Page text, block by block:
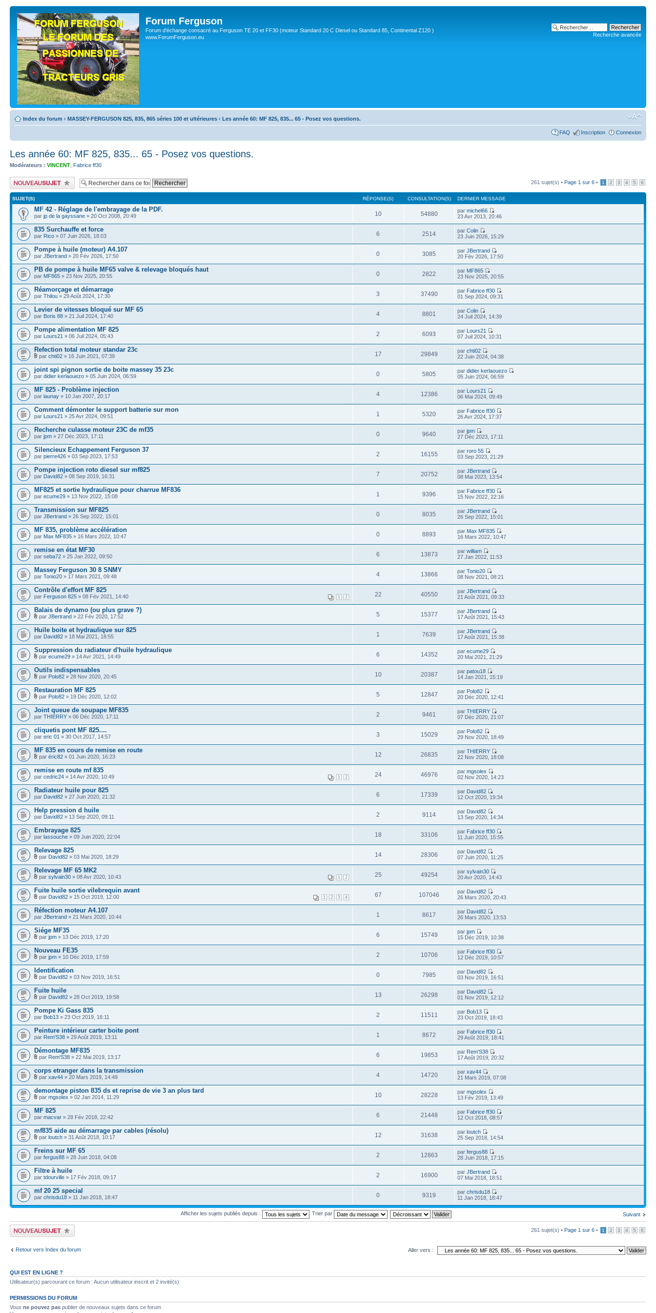
Forum Ferguson
Forum d'échange consacré au Ferguson TE 20 et FF30 (moteur Standard 20 C Diesel ou Standard 85, Continental Z120 )
www.ForumFerguson.eu
Recherche avancée
Index du forum ‹ MASSEY-FERGUSON 825, 835, 865 séries 100 et ultérieures ‹ Les année 60: MF 825, 835... 65 - Posez vos questions.
FAQ Inscription Connexion
Les année 60: MF 825, 835... 65 - Posez vos questions.
Modérateurs : VINCENT Fabrice ff30
Publier un nouveau sujet 261 sujet(s) • Page 1 sur 6 • 1 2 3 4 5 6
SUJET(S) RÉPONSE(S) CONSULTATION(S) DERNIER MESSAGE
MF 42 - Réglage de l'embrayage de la PDF.
par jp de la gayssane » 20 Oct 2008, 20:49 10 54880 parmichel66
23 Avr 2013, 20:46
835 Surchauffe et force
par Rico » 07 Juin 2026, 18:03 6 2514 parColin
23 Juin 2026, 15:29
Pompe à huile (moteur) A4.107
par JBertrand » 20 Fév 2026, 17:50 0 3085 parJBertrand
20 Fév 2026, 17:50
PB de pompe à huile MF65 valve & relevage bloqués haut
par MF865 » 23 Nov 2025, 20:55 0 2822 par MF865
23 Nov 2025, 20:55
Réamorçage et démarrage
par Thilou » 29 Août 2024, 17:30 3 37490 par Fabrice ff30
01 Sep 2024, 09:31
Levier de vitesses bloqué sur MF 65
par Boris 88 » 21 Juil 2024, 17:40 4 8801 parColin
24 Juil 2024, 14:39
Pompe alimentation MF 825
par Lours21 » 06 Juil 2024, 05:43 2 6093 par Lours21
07 Juil 2024, 10:31
Refection total moteur standar 23c
par chti02 » 16 Juin 2021, 07:39 17 29849 parchti02
22 Juin 2024, 04:38
joint spi pignon sortie de boite massey 35 23c
par didier kerlaouezo » 05 Juin 2024, 06:59 0 5805 pardidier kerlaouezo
05 Juin 2024, 06:59
MF 825 - Problème injection
par launay » 10 Jan 2007, 20:17 4 12386 par Lours21
06 Mai 2024, 09:49
Comment démonter le support batterie sur mon
par Lours21 » 25 Avr 2024, 09:51 1 5320 par Fabrice ff30
26 Avr 2024, 17:37
Recherche culasse moteur 23C de mf35
par jpm » 27 Déc 2023, 17:11 0 9640 parjpm
27 Déc 2023, 17:11
Silencieux Echappement Ferguson 37
par pierre426 » 03 Sep 2023, 17:53 2 16155 parroro 55
03 Sep 2023, 21:29
Pompe injection roto diesel sur mf825
par David82 » 08 Sep 2019, 16:31 7 20752 parJBertrand
08 Mai 2023, 13:54
MF825 et sortie hydraulique pour charrue MF836
par ecume29 » 13 Nov 2022, 15:08 1 9396 par Fabrice ff30
15 Nov 2022, 22:16
Transmission sur MF825
par JBertrand » 26 Sep 2022, 15:01 0 8035 parJBertrand
26 Sep 2022, 15:01
MF 835, problème accélération
par Max MF835 » 16 Mars 2022, 10:47 0 8893 par Max MF835
16 Mars 2022, 10:47
remise en état MF30
par seba72 » 25 Jan 2022, 09:50 6 13873 parwilliam
27 Jan 2022, 11:53
Massey Ferguson 30 8 SNMY
par Tonio20 » 17 Mars 2021, 09:48 4 13866 parTonio20
08 Nov 2021, 08:21
Contrôle d'effort MF 825
1 2
par Ferguson 825 » 08 Fév 2021, 14:40 22 40550 parJBertrand
21 Août 2021, 09:33
Balais de dynamo (ou plus grave ?)
par JBertrand » 22 Fév 2020, 17:52 5 15377 parJBertrand
17 Août 2021, 15:43
Huile boite et hydraulique sur 825
par David82 » 18 Mai 2021, 18:55 1 7639 parJBertrand
17 Août 2021, 15:38
Suppression du radiateur d'huile hydraulique
par ecume29 » 14 Avr 2021, 14:49 6 14352 parecume29
20 Mai 2021, 21:29
Outils indispensables
par Polo82 » 28 Nov 2020, 20:45 10 20387 parpatou18
14 Jan 2021, 15:19
Restauration MF 825
par Polo82 » 19 Déc 2020, 12:02 5 12847 par Polo82
20 Déc 2020, 12:41
Joint queue de soupape MF835
par THIERRY » 06 Déc 2020, 17:11 2 9461 parTHIERRY
07 Déc 2020, 21:07
cliquetis pont MF 825....
par eric 01 » 30 Oct 2017, 14:57 3 15029 par Polo82
29 Nov 2020, 18:49
MF 835 en cours de remise en route
par éric82 » 01 Juin 2020, 16:23 12 26835 parTHIERRY
22 Nov 2020, 18:08
remise en route mf 835
1 2
par cedric24 » 14 Avr 2020, 10:49 24 46976 parmgsolex
02 Nov 2020, 14:23
Radiateur huile pour 825
par David82 » 27 Juin 2020, 21:32 6 17339 par David82
12 Oct 2020, 19:34
Help pression d huile
par David82 » 13 Sep 2020, 09:11 2 9114 par David82
13 Sep 2020, 14:34
Embrayage 825
par lassouche » 09 Juin 2020, 22:04 18 33106 par Fabrice ff30
11 Juin 2020, 15:55
Relevage 825
par David82 » 03 Mai 2020, 18:29 14 28306 par David82
07 Juin 2020, 11:25
Relevage MF 65 MK2
1 2
par sylvain30 » 08 Avr 2020, 10:43 25 49254 parsylvain30
20 Avr 2020, 14:43
Fuite huile sortie vilebrequin avant
1 2 3 4
par David82 » 15 Oct 2019, 12:00 67 107046 par David82
26 Mars 2020, 20:43
Réfection moteur A4.107
par JBertrand » 21 Mars 2020, 10:44 1 8617 par David82
26 Mars 2020, 13:53
Siége MF35
par jpm » 13 Déc 2019, 17:20 6 15749 parjpm
15 Déc 2019, 10:38
Nouveau FE35
par jpm » 10 Déc 2019, 17:59 2 10706 par Fabrice ff30
12 Déc 2019, 10:57
Identification
par David82 » 03 Nov 2019, 16:51 0 7985 par David82
03 Nov 2019, 16:51
Fuite huile
par David82 » 28 Oct 2019, 19:58 13 26298 par David82
01 Nov 2019, 12:12
Pompe Ki Gass 835
par Bob13 » 23 Oct 2019, 16:11 2 11511 par Bob13
23 Oct 2019, 18:43
Peinture intérieur carter boite pont
par Rem'S38 » 29 Août 2019, 13:11 1 8672 par Fabrice ff30
29 Août 2019, 18:41
Démontage MF835
par Rem'S38 » 22 Mai 2019, 13:17 6 19853 par Rem'S38
17 Août 2019, 20:32
corps etranger dans la transmission
par xav44 » 20 Mars 2019, 14:49 4 14720 parxav44
21 Mars 2019, 07:08
demontage piston 835 ds et reprise de vie 3 an plus tard
par mgsolex » 02 Jan 2014, 11:29 10 28228 parmgsolex
13 Fév 2019, 13:49
MF 825
par macvar » 28 Fév 2018, 22:42 6 21448 par Fabrice ff30
12 Oct 2018, 08:57
mf835 aide au démarrage par cables (résolu)
par loutch » 31 Août 2018, 10:17 12 31638 parloutch
25 Sep 2018, 14:54
Freins sur MF 65
par fergus88 » 28 Juin 2018, 04:08 2 12863 parfergus88
28 Juin 2018, 17:15
Filtre à huile
par tdourville » 17 Fév 2018, 09:17 2 16900 parJBertrand
07 Mai 2018, 18:51
mf 20 25 special
par chrisdu18 » 11 Jan 2018, 18:47 0 9319 parchrisdu18
11 Jan 2018, 18:47
Suivant
Afficher les sujets publiés depuis : Trier par
Publier un nouveau sujet 261 sujet(s) • Page 1 sur 6 • 1 2 3 4 5 6
Retour vers Index du forum Aller vers :
QUI EST EN LIGNE ?
Utilisateur(s) parcourant ce forum : Aucun utilisateur inscrit et 2 invité(s)
PERMISSIONS DU FORUM
Vous ne pouvez pas publier de nouveaux sujets dans ce forum